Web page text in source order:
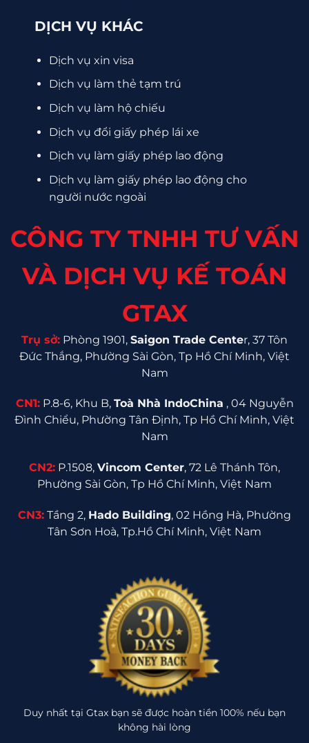
DỊCH VỤ KHÁC
Dịch vụ xin visa
Dịch vụ làm thẻ tạm trú
Dịch vụ làm hộ chiếu
Dịch vụ đổi giấy phép lái xe
Dịch vụ làm giấy phép lao động
Dịch vụ làm giấy phép lao động cho
người nước ngoài
CÔNG TY TNHH TƯ VẤN
VÀ DỊCH VỤ KẾ TOÁN
GTAX
Trụ sở: Phòng 1901, Saigon Trade Center, 37 Tôn
Đức Thắng, Phường Sài Gòn, Tp Hồ Chí Minh, Việt
Nam
CN1:P.8-6, Khu B, Toà Nhà IndoChina , 04 Nguyễn
Đình Chiểu, Phường Tân Định, Tp Hồ Chí Minh, Việt
Nam
CN2: P.1508, Vincom Center, 72 Lê Thánh Tôn,
Phường Sài Gòn, Tp Hồ Chí Minh, Việt Nam
CN3: Tầng 2, Hado Building, 02 Hồng Hà, Phường
Tân Sơn Hoà, Tp.Hồ Chí Minh, Việt Nam
Duy nhất tại Gtax bạn sẽ được hoàn tiền 100% nếu bạn
không hài lòng